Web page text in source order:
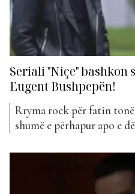
Seriali "Niçe" bashkon
Eugent Bushpepën!
Rryma rock për fatin
shumë e përhapur apo e
projekteve muzikore pak
patjetër që kemi dhe
bashkohet kësaj jave